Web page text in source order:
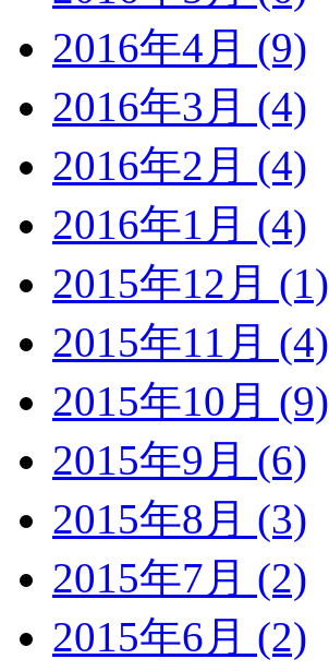
2016年4月 (9)
2016年3月 (4)
2016年2月 (4)
2016年1月 (4)
2015年12月 (1)
2015年11月 (4)
2015年10月 (9)
2015年9月 (6)
2015年8月 (3)
2015年7月 (2)
2015年6月 (2)